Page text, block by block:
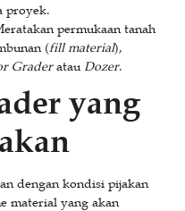
proyek.
permukaan tanah
(fill material),
Graderatau Dozer.
yang
dengan kondisi pijakan
material yang akan